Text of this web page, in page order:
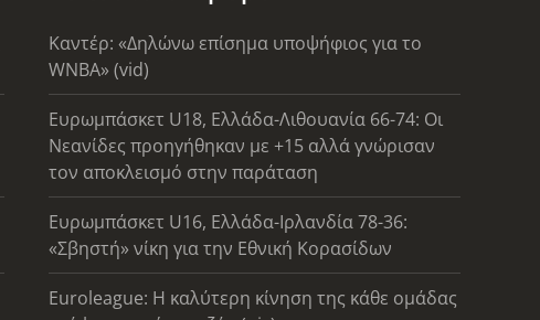
Καντέρ: «Δηλώνω επίσημα υποψήφιος για το
WNBA» (vid)
Ευρωμπάσκετ U18, Ελλάδα-Λιθουανία 66-74: Οι
Νεανίδες προηγήθηκαν με +15 αλλά γνώρισαν
τον αποκλεισμό στην παράταση
Ευρωμπάσκετ U16, Ελλάδα-Ιρλανδία 78-36:
«Σβηστή» νίκη για την Εθνική Κορασίδων
Euroleague: Η καλύτερη κίνηση της κάθε ομάδας